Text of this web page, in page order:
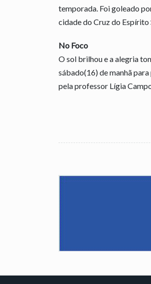
temporada. Foi goleado
cidade do Cruz do
No Foco
O sol brilhou e a alegria
sábado(16) de manhã
pela professor Lígia